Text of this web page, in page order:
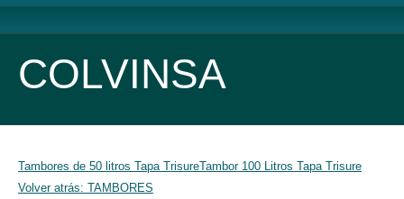
COLVINSA
Tambores de 50 litros Tapa TrisureTambor 100 Litros Tapa Trisure
Volver atrás: TAMBORES